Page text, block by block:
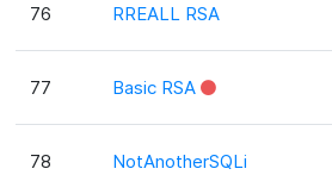
76 RREALL RSA
77 Basic RSA
78 NotAnotherSQLi